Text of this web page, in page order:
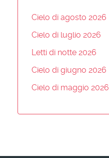
Cielo di agosto 2026
Cielo di luglio 2026
Letti di notte 2026
Cielo di giugno 2026
Cielo di maggio 2026